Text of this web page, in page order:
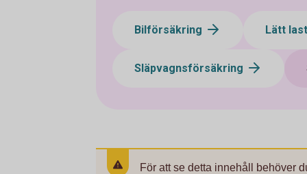
Bilförsäkring Lätt
Släpvagnsförsäkring
För att se detta innehåll behöver